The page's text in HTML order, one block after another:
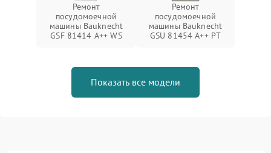
Ремонт
посудомоечной
машины Bauknecht
GSF 81414 A++ WS
Ремонт
посудомоечной
машины Bauknecht
GSU 81454 A++ PT
Показать все модели